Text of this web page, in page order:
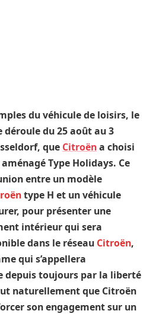
du véhicule de loisirs, le
déroule du 25 août au 3
que Citroëna choisi
Type Holidays. Ce
entre un modèle
type H et un véhicule
pour présenter une
intérieur qui sera
dans le réseau Citroën,
qui s’appellera
depuis toujours par la liberté
naturellement que Citroën
son engagement sur un